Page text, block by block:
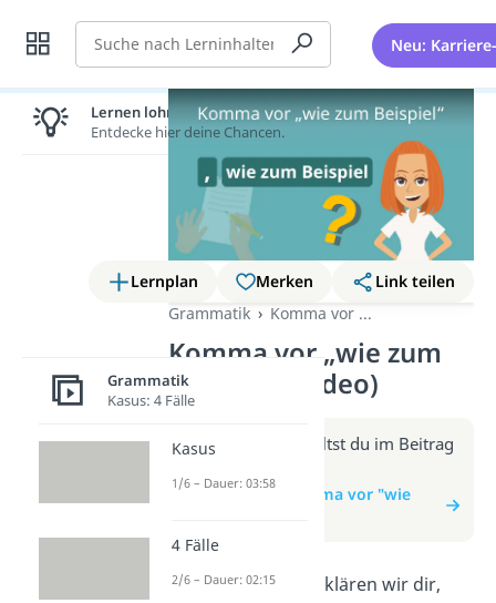
Suche Neu:
Lernplan Merken
Link teilen
Grammatik
Komma vor ...
Komma vor „wie zum
Beispiel“ (Video)
Weitere Infos erhältst du im Beitrag
zum Beitrag: Komma vor "wie
In diesem Video erklären wir dir,
Lernen lohnt sich!
Entdecke hier deine Chancen.
Grammatik
Kasus: 4 Fälle
Kasus
1/6 – Dauer: 03:58
4 Fälle
2/6 – Dauer: 02:15